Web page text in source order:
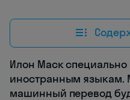
Илон Маск специально
иностранным языкам.
машинный перевод